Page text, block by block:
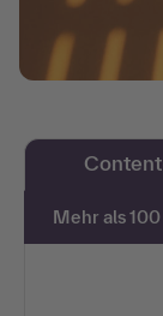
Mehr als